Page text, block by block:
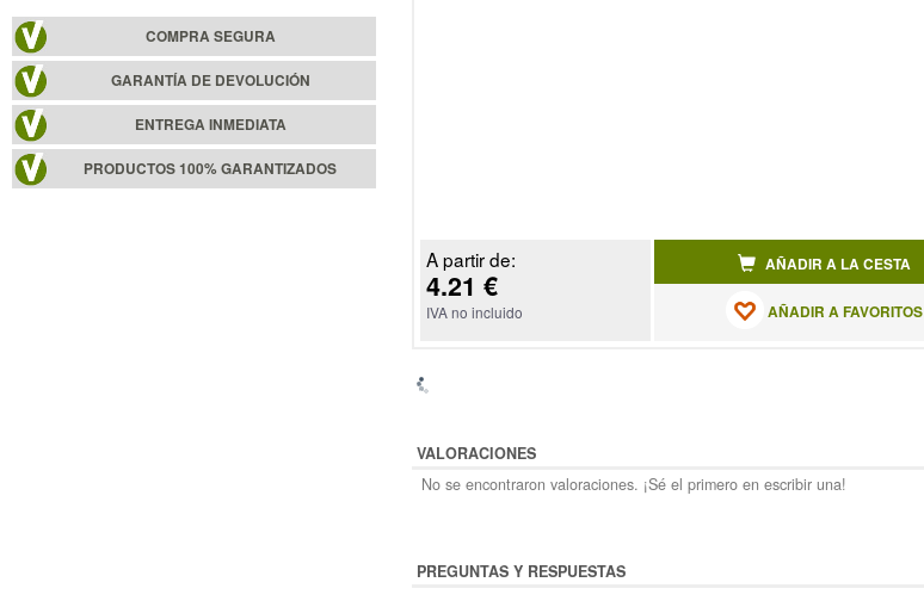
COMPRA SEGURA
GARANTÍA DE DEVOLUCIÓN
ENTREGA INMEDIATA
PRODUCTOS 100% GARANTIZADOS
A partir de:
4.21 €
IVA no incluido
AÑADIR A LA CESTA
AÑADIR A FAVORITOS
VALORACIONES
No se encontraron valoraciones. ¡Sé el primero en escribir una!
PREGUNTAS Y RESPUESTAS